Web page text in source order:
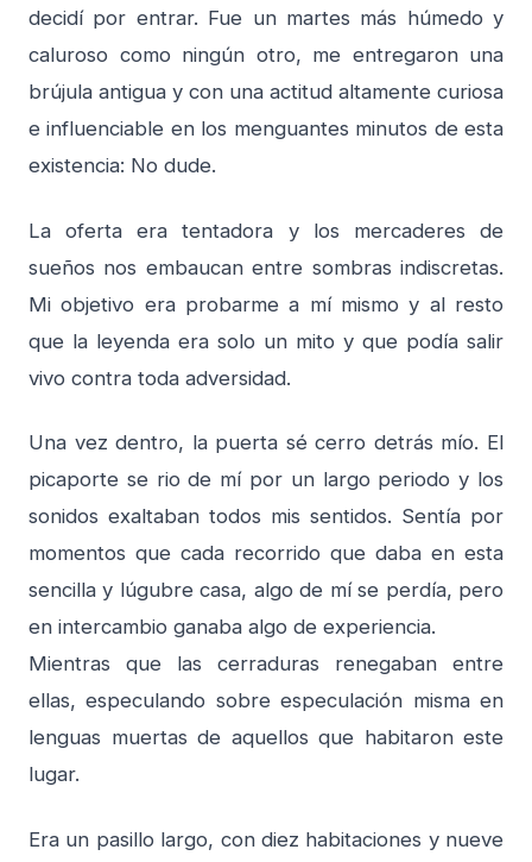
decidí por entrar. Fue un martes más húmedo y
caluroso como ningún otro, me entregaron una
brújula antigua y con una actitud altamente curiosa
e influenciable en los menguantes minutos de esta
existencia: No dude.
La oferta era tentadora y los mercaderes de
sueños nos embaucan entre sombras indiscretas.
Mi objetivo era probarme a mí mismo y al resto
que la leyenda era solo un mito y que podía salir
vivo contra toda adversidad.
Una vez dentro, la puerta sé cerro detrás mío. El
picaporte se rio de mí por un largo periodo y los
sonidos exaltaban todos mis sentidos. Sentía por
momentos que cada recorrido que daba en esta
sencilla y lúgubre casa, algo de mí se perdía, pero
en intercambio ganaba algo de experiencia.
Mientras que las cerraduras renegaban entre
ellas, especulando sobre especulación misma en
lenguas muertas de aquellos que habitaron este
lugar.
Era un pasillo largo, con diez habitaciones y nueve